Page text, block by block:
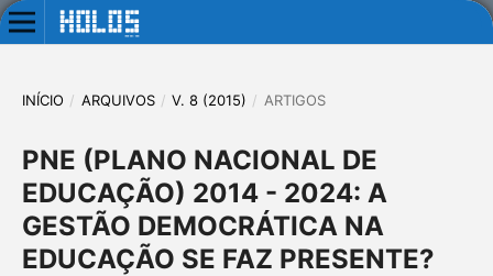
INÍCIO / ARQUIVOS / V. 8 (2015) / ARTIGOS
PNE (PLANO NACIONAL DE
EDUCAÇÃO) 2014 - 2024: A
GESTÃO DEMOCRÁTICA NA
EDUCAÇÃO SE FAZ PRESENTE?